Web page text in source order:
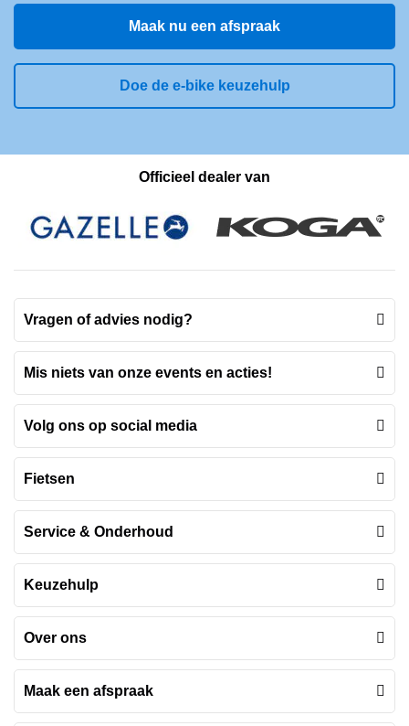
Maak nu een afspraak
Doe de e-bike keuzehulp
Officieel dealer van
Vragen of advies nodig?
Mis niets van onze events en acties!
Volg ons op social media
Fietsen
Service & Onderhoud
Keuzehulp
Over ons
Maak een afspraak